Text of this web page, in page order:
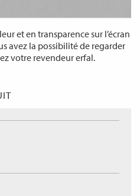
et en transparence sur l’écran
avez la possibilité de regarder
votre revendeur erfal.